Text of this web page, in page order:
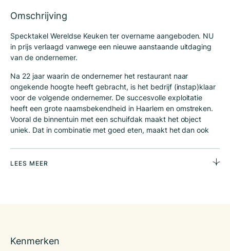
Omschrijving
Specktakel Wereldse Keuken ter overname aangeboden. NU
in prijs verlaagd vanwege een nieuwe aanstaande uitdaging
van de ondernemer.
Na 22 jaar waarin de ondernemer het restaurant naar
ongekende hoogte heeft gebracht, is het bedrijf (instap)klaar
voor de volgende ondernemer. De succesvolle exploitatie
heeft een grote naamsbekendheid in Haarlem en omstreken.
Vooral de binnentuin met een schuifdak maakt het object
uniek. Dat in combinatie met goed eten, maakt het dan ook
mogelijkheden.
Bij Specktakel eet je niet stilletjes. De kleuren, aroma’s en
LEES MEER
Kenmerken